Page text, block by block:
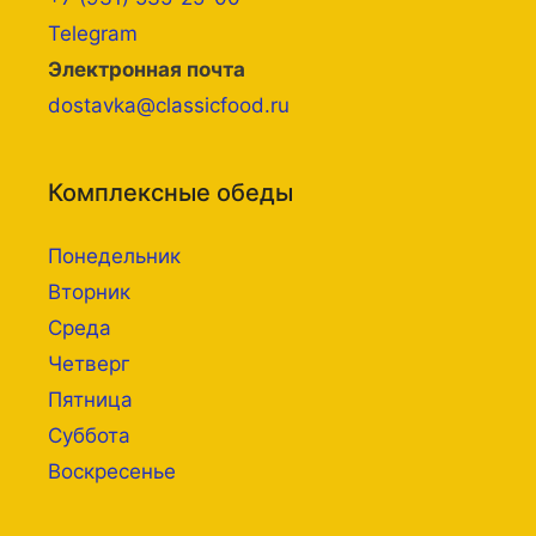
Telegram
Электронная почта
dostavka@classicfood.ru
Комплексные обеды
Понедельник
Вторник
Среда
Четверг
Пятница
Суббота
Воскресенье